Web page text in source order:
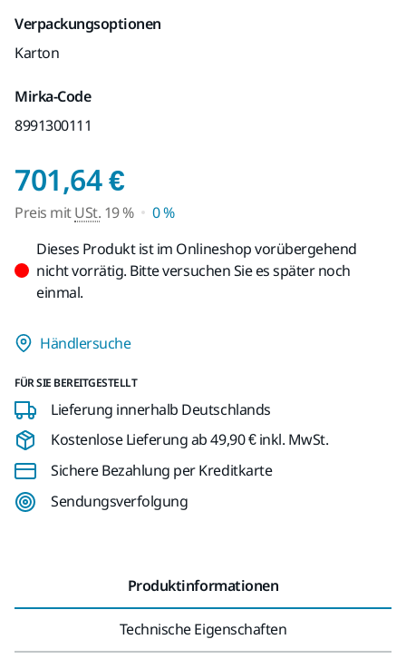
Verpackungsoptionen
Karton
Mirka-Code
8991300111
701,64 €Preis mit USt. 19 %
Preis mitUSt. 19 %
0 %
Dieses Produkt ist im Onlineshop vorübergehend
nicht vorrätig. Bitte versuchen Sie es später noch
einmal.
Händlersuche
FÜR SIE BEREITGESTELLT
Lieferung innerhalb Deutschlands
Kostenlose Lieferung ab 49,90 € inkl. MwSt.
Sichere Bezahlung per Kreditkarte
Sendungsverfolgung
Produktinformationen
Technische Eigenschaften